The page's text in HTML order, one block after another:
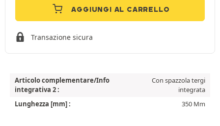
AGGIUNGI AL CARRELLO
Transazione sicura
Articolo complementare/Info
integrativa 2 :
Con spazzola tergi
integrata
Lunghezza [mm] :
350 Mm